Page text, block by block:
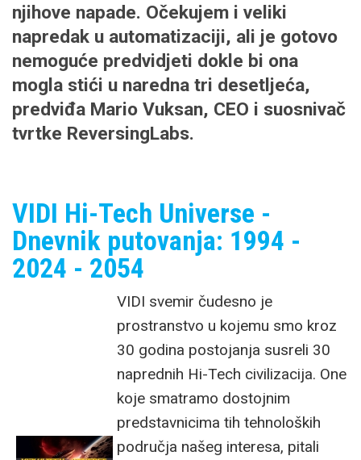
njihove napade. Očekujem i veliki
napredak u automatizaciji, ali je gotovo
nemoguće predvidjeti dokle bi ona
mogla stići u naredna tri desetljeća,
predviđa Mario Vuksan, CEO i suosnivač
tvrtke ReversingLabs.
VIDI Hi-Tech Universe -
Dnevnik putovanja: 1994 -
2024 - 2054
VIDI svemir čudesno je
prostranstvo u kojemu smo kroz
30 godina postojanja susreli 30
naprednih Hi-Tech civilizacija. One
koje smatramo dostojnim
predstavnicima tih tehnoloških
područja našeg interesa, pitali